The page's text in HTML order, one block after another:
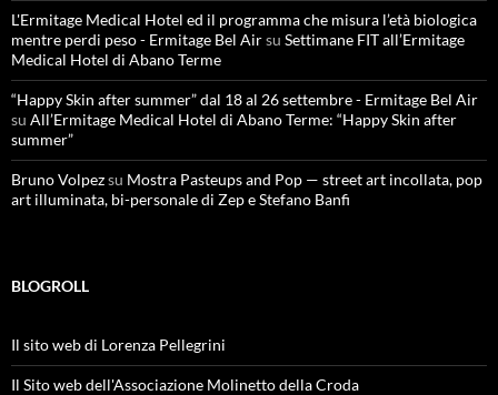
L'Ermitage Medical Hotel ed il programma che misura l’età biologica
mentre perdi peso - Ermitage Bel Airsu Settimane FIT all’Ermitage
Medical Hotel di Abano Terme
“Happy Skin after summer” dal 18 al 26 settembre - Ermitage Bel Air
su All’Ermitage Medical Hotel di Abano Terme: “Happy Skin after
summer”
Bruno Volpezsu Mostra Pasteups and Pop — street art incollata, pop
art illuminata, bi-personale di Zep e Stefano Banfi
BLOGROLL
Il sito web di Lorenza Pellegrini
Il Sito web dell'Associazione Molinetto della Croda